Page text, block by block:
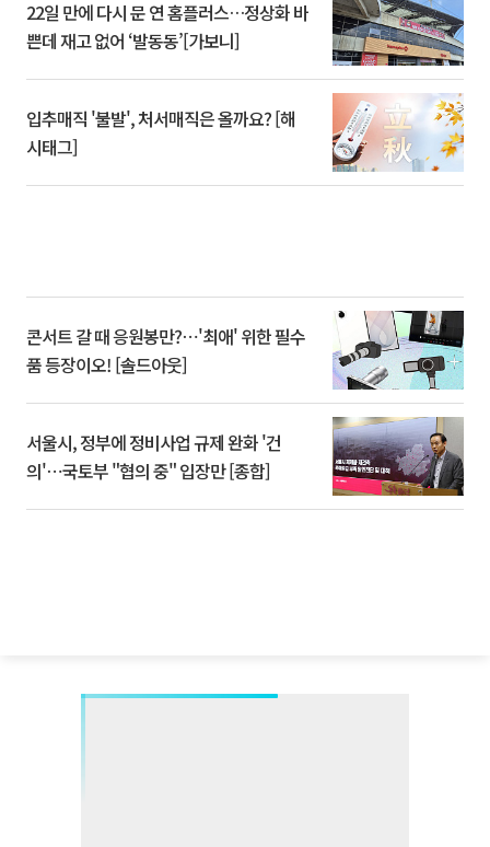
22일 만에 다시 문 연 홈플러스…정상화 바
쁜데 재고 없어 ‘발동동’[가보니]
입추매직 '불발', 처서매직은 올까요? [해
시태그]
콘서트 갈 때 응원봉만?⋯'최애' 위한 필수
품 등장이오! [솔드아웃]
서울시, 정부에 정비사업 규제 완화 '건
의'⋯국토부 "협의 중" 입장만 [종합]